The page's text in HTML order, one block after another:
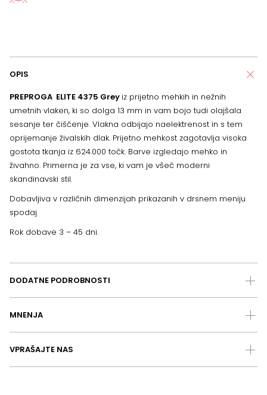
OPIS
PREPROGA ELITE 4375 Grey iz prijetno mehkih in nežnih
umetnih vlaken, ki so dolga 13 mm in vam bojo tudi olajšala
sesanje ter čiščenje. Vlakna odbijajo naelektrenost in s tem
oprijemanje živalskih dlak. Prijetno mehkost zagotavlja visoka
gostota tkanja iz 624.000 točk. Barve izgledajo mehko in
živahno. Primerna je za vse, ki vam je všeč moderni
skandinavski stil.
Dobavljiva v različnih dimenzijah prikazanih v drsnem meniju
spodaj
Rok dobave 3 – 45 dni.
DODATNE PODROBNOSTI
MNENJA
VPRAŠAJTE NAS